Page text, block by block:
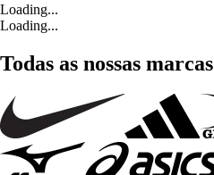
Loading...
Loading...
Todas as nossas marcas